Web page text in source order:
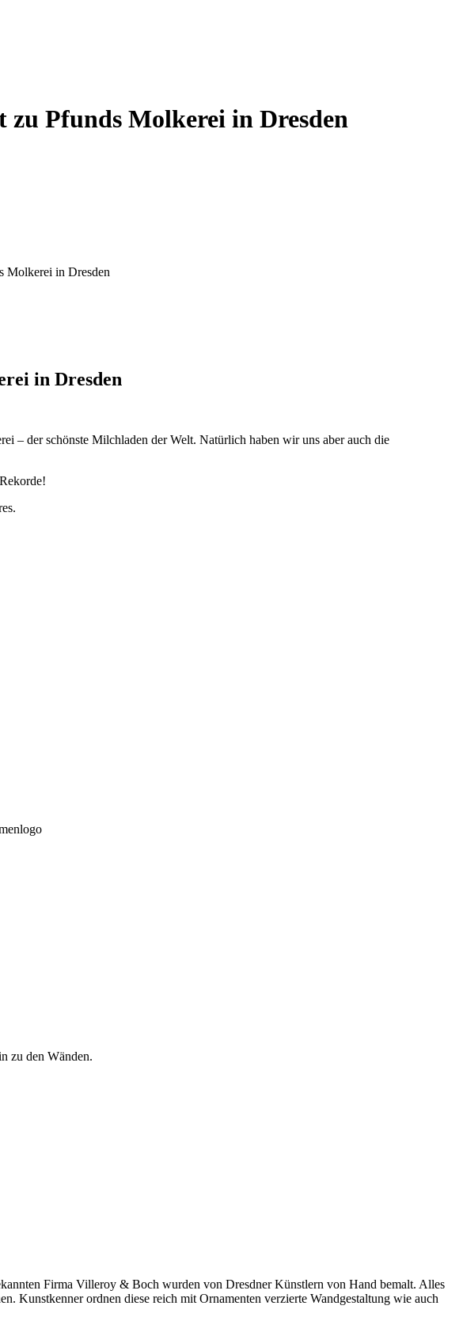
zu Pfunds Molkerei in Dresden
Molkerei in Dresden
in Dresden
– der schönste Milchladen der Welt. Natürlich haben wir uns aber auch die
zu den Wänden.
Firma Villeroy & Boch wurden von Dresdner Künstlern von Hand bemalt. Alles
Kunstkenner ordnen diese reich mit Ornamenten verzierte Wandgestaltung wie auch